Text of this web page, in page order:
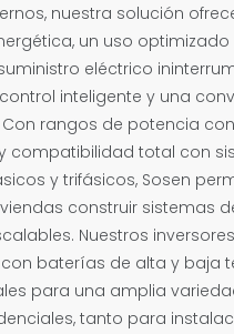
nuestra solución
un uso optimizado
eléctrico
inteligente y una
rangos de potencia
y compatibilidad total con
y trifásicos, Sosen
construir sistemas
Nuestros
baterías de alta y baja
para una amplia
tanto para